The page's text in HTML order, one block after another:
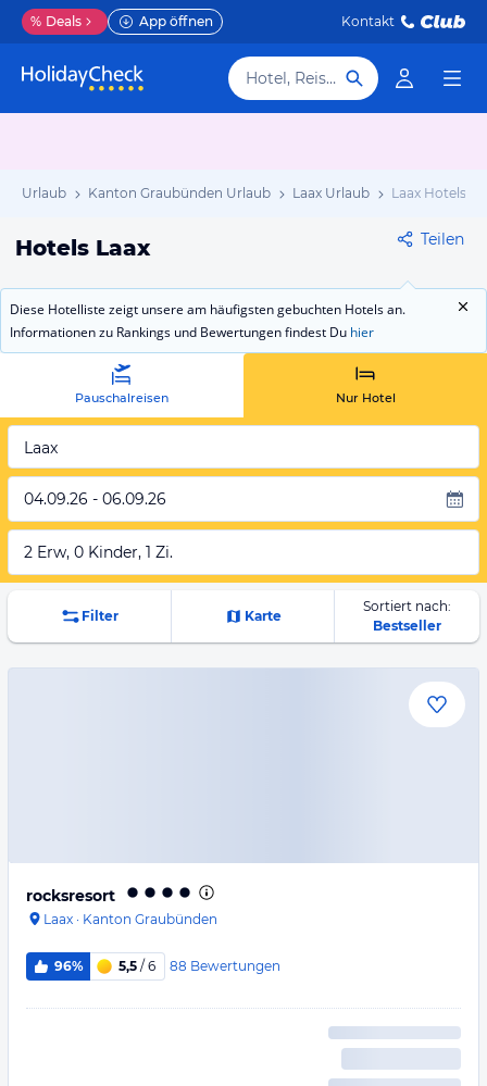
% Deals App öffnen Kontakt
Hotel, Reiseziel
Urlaub Kanton Graubünden Urlaub Laax Urlaub Laax Hotels
Hotels Laax Teilen
Diese Hotelliste zeigt unsere am häufigsten gebuchten Hotels an.
Informationen zu Rankings und Bewertungen findest Du hier
Pauschalreisen Nur Hotel
Laax
04.09.26 - 06.09.26
2 Erw, 0 Kinder, 1 Zi.
Filter Karte
Sortiert nach:
Bestseller
rocksresort
Laax · Kanton Graubünden
96% 5,5 / 6 88 Bewertungen